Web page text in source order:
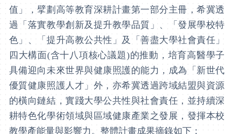
值」，擘劃高等教育深耕計畫第一部分主冊，希冀透
過「落實教學創新及提升教學品質」、「發展學校特
色」、「提升高教公共性」及「善盡大學社會責任」
四大構面(含十八項核心議題)的推動，培育高醫學子
具備迎向未來世界與健康照護的能力，成為「新世代
優質健康照護人才」外，亦希冀透過跨域結盟與資源
的橫向鏈結，實踐大學公共性與社會責任，並持續深
耕特色化學術領域與區域健康產業之發展，發揮本校
教學產能量與影響力。 整體計畫成果摘錄如下：